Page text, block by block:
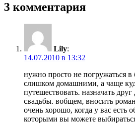
записям
3 комментария
Lily:
14.07.2010 в 13:32
нужно просто не погружаться в
слишком домашними, а чаще
путешествовать. назначать
свадьбы. вобщем, вносить
очень хорошо, когда у вас есть
которыми вы можете